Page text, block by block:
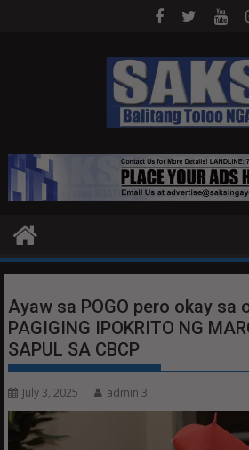
Ayaw sa POGO pero okay sa
PAGIGING IPOKRITO NG
SAPUL SA CBCP
July 3, 2025 admin 3